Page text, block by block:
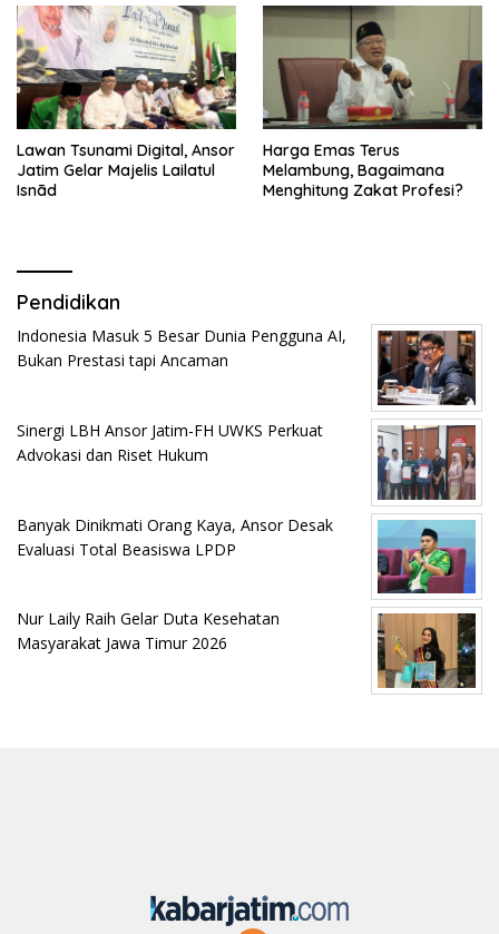
Lawan Tsunami Digital, Ansor
Jatim Gelar Majelis Lailatul
Isnād
Harga Emas Terus
Melambung, Bagaimana
Menghitung Zakat Profesi?
Pendidikan
Indonesia Masuk 5 Besar Dunia Pengguna AI,
Bukan Prestasi tapi Ancaman
Sinergi LBH Ansor Jatim-FH UWKS Perkuat
Advokasi dan Riset Hukum
Banyak Dinikmati Orang Kaya, Ansor Desak
Evaluasi Total Beasiswa LPDP
Nur Laily Raih Gelar Duta Kesehatan
Masyarakat Jawa Timur 2026